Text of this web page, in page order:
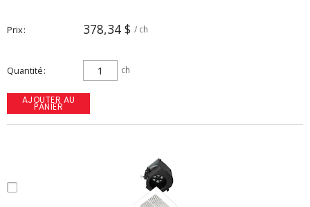
Prix 378,34 $ / ch
Quantité ch
AJOUTER AU
PANIER